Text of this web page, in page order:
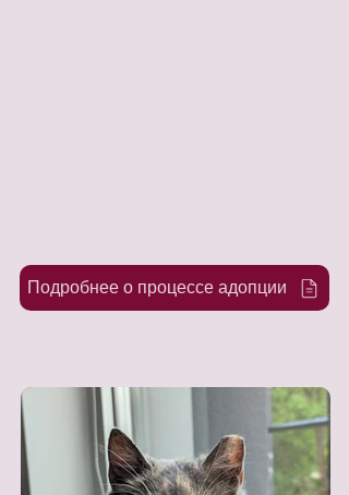
Подробнее о процессе адопции